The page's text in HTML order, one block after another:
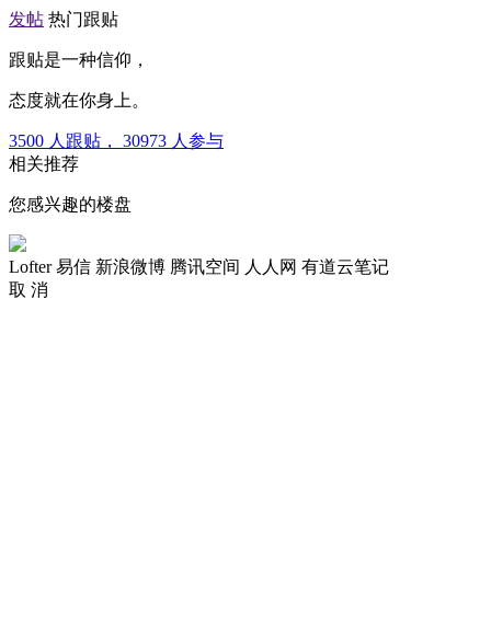
发帖 热门跟贴
跟贴是一种信仰，
态度就在你身上。
3500 人跟贴， 30973 人参与
相关推荐
您感兴趣的楼盘
Lofter 易信 新浪微博 腾讯空间 人人网 有道云笔记
取 消